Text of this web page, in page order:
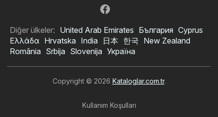
Diğer ülkeler: United Arab Emirates България Cyprus
Ελλάδα Hrvatska India 日本 한국 New Zealand
România Srbija Slovenija Україна
Copyright © 2026 Kataloglar.com.tr.
Kullanım Koşulları